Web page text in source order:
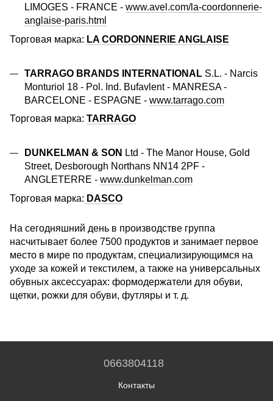
LIMOGES - FRANCE - www.avel.com/la-coordonnerie-
anglaise-paris.html
Торговая марка: LA CORDONNERIE ANGLAISE
TARRAGO BRANDS INTERNATIONAL S.L. - Narcis
Monturiol 18 - Pol. Ind. Bufavlent - MANRESA -
BARCELONE - ESPAGNE - www.tarrago.com
Торговая марка: TARRAGO
DUNKELMAN & SON Ltd - The Manor House, Gold
Street, Desborough Northans NN14 2PF -
ANGLETERRE - www.dunkelman.com
Торговая марка: DASCO
На сегодняшний день в производстве группа
насчитывает более 7500 продуктов и занимает первое
место в мире по продуктам, специализирующимся на
уходе за кожей и текстилем, а также на универсальных
обувных аксессуарах: формодержатели для обуви,
щетки, рожки для обуви, футляры и т. д.
0663804118
Контакты